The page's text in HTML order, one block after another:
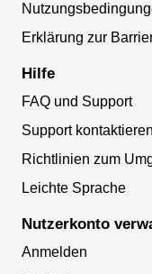
Erklärung zur
Hilfe
FAQ und Support
Support kontaktieren
Richtlinien zum
Leichte Sprache
Nutzerkonto
Anmelden